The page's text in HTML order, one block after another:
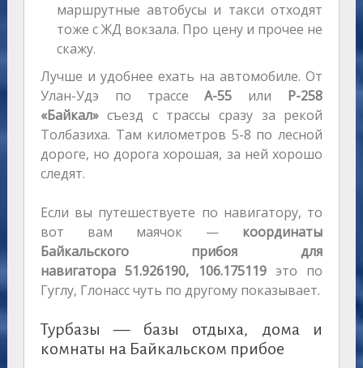
маршрутные автобусы и такси отходят
тоже с ЖД вокзала. Про цену и прочее не
скажу.
Лучше и удобнее ехать на автомобиле. От
Улан-Удэ по трассеА-55 или Р-258
«Байкал»съезд с трассы сразу за рекой
Толбазиха. Там километров 5-8 по лесной
дороге, но дорога хорошая, за ней хорошо
следят.
Если вы путешествуете по навигатору, то
вот вам маячок — координаты
Байкальского прибоя для
навигатора 51.926190, 106.175119это по
Гуглу, Глонасс чуть по другому показывает.
Турбазы — базы отдыха, дома и
комнаты на Байкальском прибое